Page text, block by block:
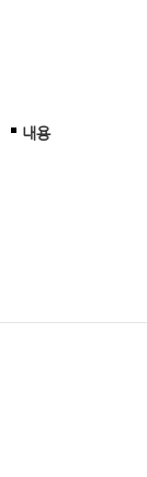
내용